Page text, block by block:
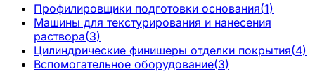
Профилировщики подготовки основания(1)
Машины для текстурирования и нанесения
раствора(3)
Цилиндрические финишеры отделки покрытия(4)
Вспомогательное оборудование(3)